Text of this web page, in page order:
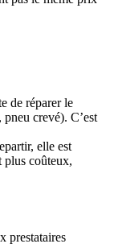
de réparer le
crevé). C’est
elle est
plus coûteux,
prestataires